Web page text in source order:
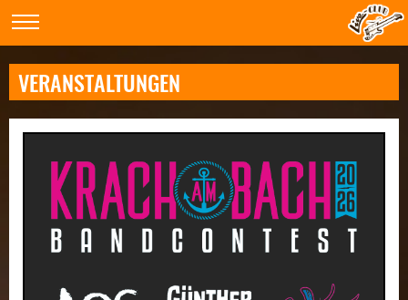
VERANSTALTUNGEN